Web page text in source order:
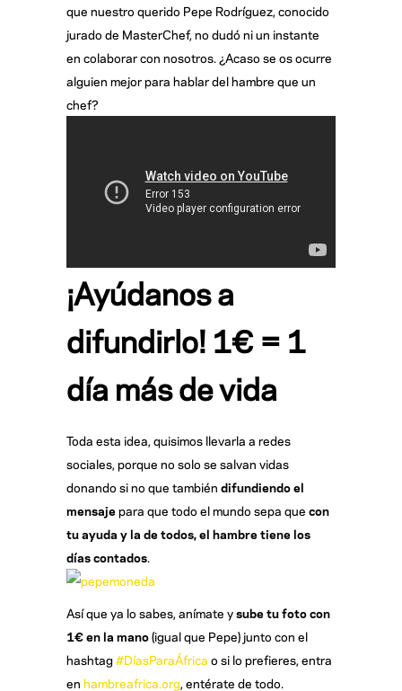
que nuestro querido Pepe Rodríguez, conocido
jurado de MasterChef, no dudó ni un instante
en colaborar con nosotros. ¿Acaso se os ocurre
alguien mejor para hablar del hambre que un
chef?
¡Ayúdanos a
difundirlo! 1€ = 1
día más de vida
Toda esta idea, quisimos llevarla a redes
sociales, porque no solo se salvan vidas
donando si no que también difundiendo el
mensajepara que todo el mundo sepa que con
tu ayuda y la de todos, el hambre tiene los
días contados
Así que ya lo sabes, anímate ysube tu foto con
1€ en la mano(igual que Pepe) junto con el
hashtag#DíasParaÁfrica o si lo prefieres, entra
en hambreafrica.org , entérate de todo.